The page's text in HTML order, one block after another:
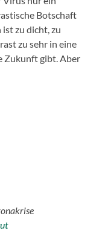
Botschaft
zu dicht, zu
zu sehr in eine
Zukunft gibt. Aber